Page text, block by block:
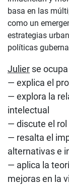
basa en las
como un
estrategias
políticas
Julier se
— explica el
— explora la
intelectual
— discute el rol
— resalta el
alternativas e
— aplica la
mejoras en la